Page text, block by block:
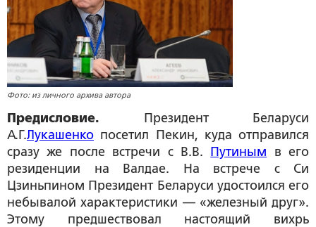
Фото: из личного архива автора
Предисловие. Президент Беларуси
А.Г.Лукашенко посетил Пекин, куда отправился
сразу же после встречи с В.В. Путиным в его
резиденции на Валдае. На встрече с Си
Цзиньпином Президент Беларуси удостоился его
небывалой характеристики — «железный друг».
Этому предшествовал настоящий вихрь